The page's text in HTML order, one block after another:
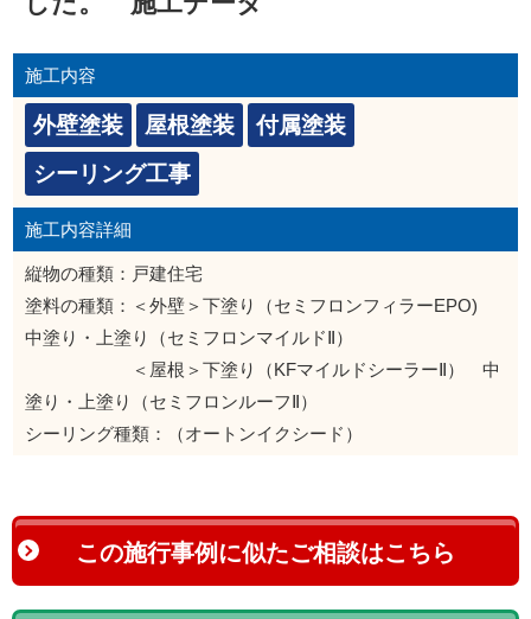
施工内容
外壁塗装 屋根塗装
付属塗装
シーリング工事
施工内容詳細
縦物の種類：戸建住宅
塗料の種類：＜外壁＞下塗り（セミフロンフィラーEPO)
中塗り・上塗り（セミフロンマイルドⅡ）
＜屋根＞下塗り（KFマイルドシーラーⅡ） 中
塗り・上塗り（セミフロンルーフⅡ）
シーリング種類：（オートンイクシード）
この施行事例に似たご相談はこちら